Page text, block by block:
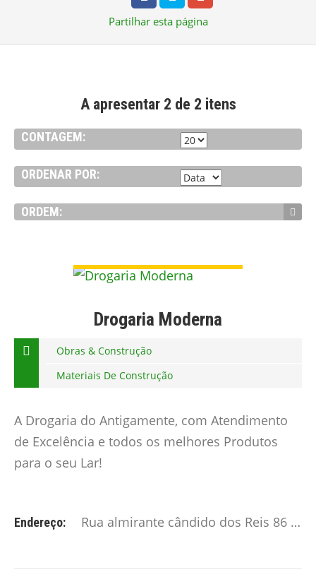
Partilhar esta página
A apresentar 2 de 2 itens
CONTAGEM:
ORDENAR POR:
ORDEM:
Drogaria Moderna
Obras & Construção
Materiais De Construção
A Drogaria do Antigamente, com Atendimento
de Excelência e todos os melhores Produtos
para o seu Lar!
Endereço: Rua almirante cândido dos Reis 86 Montijo